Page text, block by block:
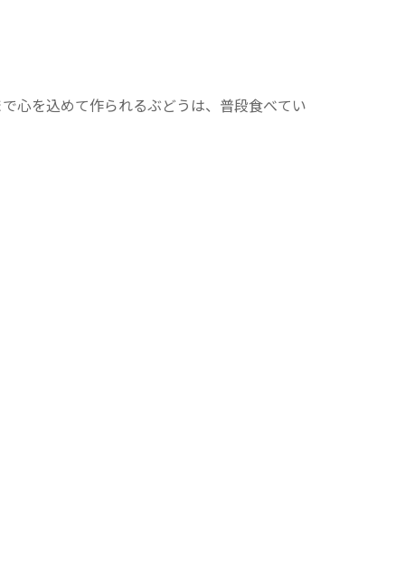
心を込めて作られるぶどうは、普段食べてい